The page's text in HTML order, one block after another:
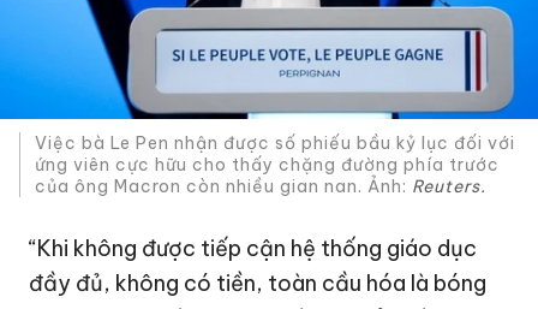
Việc bà Le Pen nhận được số phiếu bầu kỷ lục đối với
ứng viên cực hữu cho thấy chặng đường phía trước
của ông Macron còn nhiều gian nan. Ảnh: Reuters.
“Khi không được tiếp cận hệ thống giáo dục
đầy đủ, không có tiền, toàn cầu hóa là bóng